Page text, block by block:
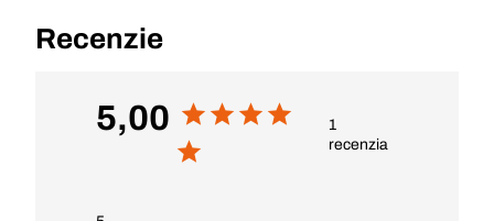
Recenzie
5,00
1
recenzia